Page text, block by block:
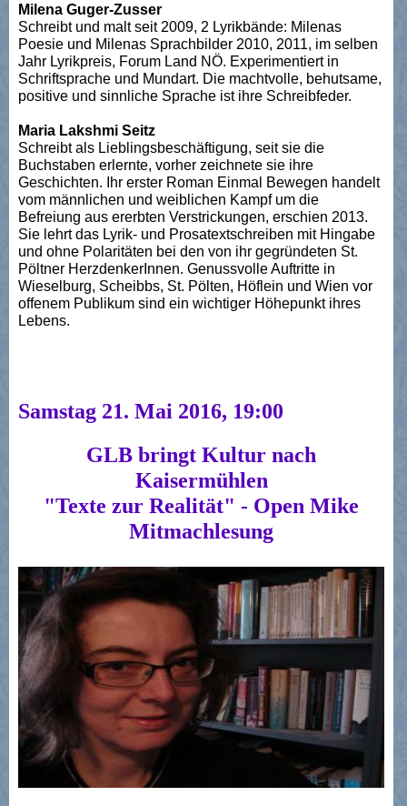
Milena Guger-Zusser
Schreibt und malt seit 2009, 2 Lyrikbände: Milenas
Poesie und Milenas Sprachbilder 2010, 2011, im selben
Jahr Lyrikpreis, Forum Land NÖ. Experimentiert in
Schriftsprache und Mundart. Die machtvolle, behutsame,
positive und sinnliche Sprache ist ihre Schreibfeder.
Maria Lakshmi Seitz
Schreibt als Lieblingsbeschäftigung, seit sie die
Buchstaben erlernte, vorher zeichnete sie ihre
Geschichten. Ihr erster Roman Einmal Bewegen handelt
vom männlichen und weiblichen Kampf um die
Befreiung aus ererbten Verstrickungen, erschien 2013.
Sie lehrt das Lyrik- und Prosatextschreiben mit Hingabe
und ohne Polaritäten bei den von ihr gegründeten St.
Pöltner HerzdenkerInnen. Genussvolle Auftritte in
Wieselburg, Scheibbs, St. Pölten, Höflein und Wien vor
offenem Publikum sind ein wichtiger Höhepunkt ihres
Lebens.
Samstag 21. Mai 2016, 19:00
GLB bringt Kultur nach
Kaisermühlen
"Texte zur Realität" - Open Mike
Mitmachlesung